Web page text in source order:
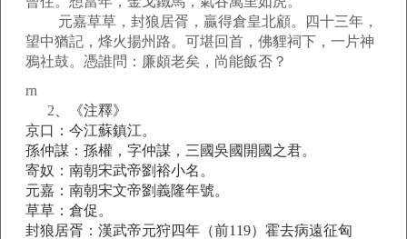
元嘉草草，封狼居胥，贏得倉皇北顧。四十三年，
望中猶記，烽火揚州路。可堪回首，佛貍祠下，一片神
鴉社鼓。憑誰問：廉頗老矣，尚能飯否？
rn
2 、《注釋》
京口：今江蘇鎮江。
孫仲謀：孫權，字仲謀，三國吳國開國之君。
寄奴：南朝宋武帝劉裕小名。
元嘉：南朝宋文帝劉義隆年號。
草草：倉促。
封狼居胥：漢武帝元狩四年（前119）霍去病遠征匈